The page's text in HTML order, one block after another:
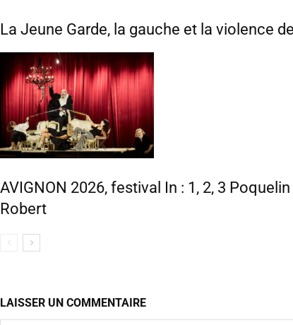
La Jeune Garde, la gauche et la violence
AVIGNON 2026, festival In : 1, 2, 3
Robert
LAISSER UN COMMENTAIRE